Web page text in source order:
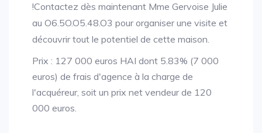
!Contactez dès maintenant Mme Gervoise Julie
au O6.5O.O5.48.O3 pour organiser une visite et
découvrir tout le potentiel de cette maison.
Prix : 127 000 euros HAI dont 5.83% (7 000
euros) de frais d'agence à la charge de
l'acquéreur, soit un prix net vendeur de 120
000 euros.